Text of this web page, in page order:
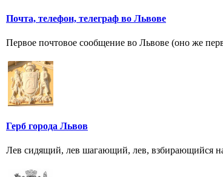
Почта, телефон, телеграф во Львове
Первое почтовое сообщение во Львове (оно же
Герб города Львов
Лев сидящий, лев шагающий, лев, взбирающийся